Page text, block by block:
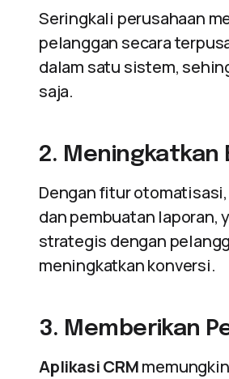
Seringkali perusahaan
pelanggan secara
dalam satu sistem,
saja.
2. Meningkatkan
Dengan fitur
dan pembuatan laporan,
strategis dengan
meningkatkan konversi.
3. Memberikan
Aplikasi CRM